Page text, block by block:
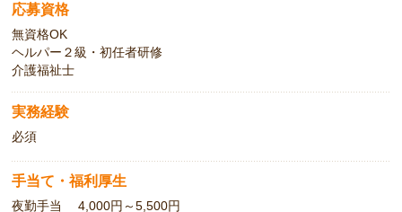
応募資格
無資格OK
ヘルパー２級・初任者研修
介護福祉士
実務経験
必須
手当て・福利厚生
夜勤手当 4,000円～5,500円